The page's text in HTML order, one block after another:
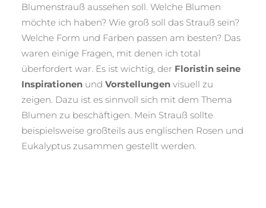
Blumenstrauß aussehen soll. Welche Blumen
möchte ich haben? Wie groß soll das Strauß sein?
Welche Form und Farben passen am besten? Das
waren einige Fragen, mit denen ich total
überfordert war. Es ist wichtig, der Floristin seine
Inspirationen undVorstellungen visuell zu
zeigen. Dazu ist es sinnvoll sich mit dem Thema
Blumen zu beschäftigen. Mein Strauß sollte
beispielsweise großteils aus englischen Rosen und
Eukalyptus zusammen gestellt werden.